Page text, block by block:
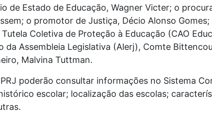
de Estado de Educação, Wagner Victer; o
o promotor de Justiça, Décio Alonso
Coletiva de Proteção à Educação (CAO
da Assembleia Legislativa (Alerj), Comte
Malvina Tuttman.
poderão consultar informações no Sistema
escolar; localização das escolas;